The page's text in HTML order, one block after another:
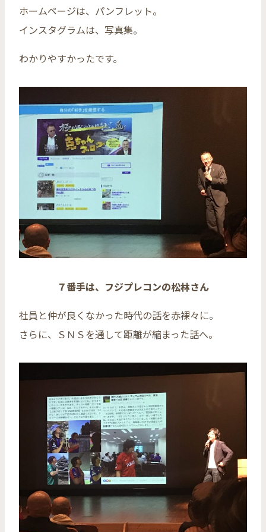
ホームページは、パンフレット。
インスタグラムは、写真集。
わかりやすかったです。
７番手は、フジプレコンの松林さん
社員と仲が良くなかった時代の話を赤裸々に。
さらに、ＳＮＳを通して距離が縮まった話へ。